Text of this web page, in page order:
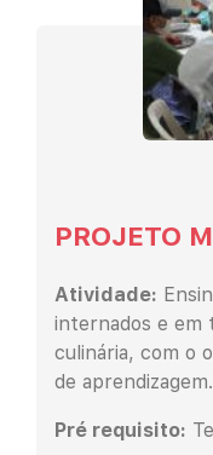
PROJETO
Atividade:
internados e em
culinária, com o
de aprendizagem.
Pré requisito: